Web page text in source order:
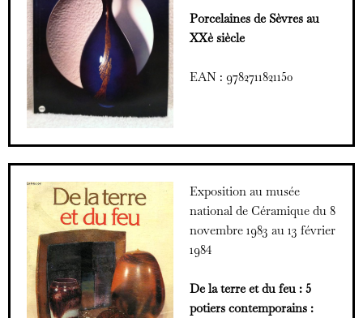
Porcelaines de Sèvres au
XXè siècle
EAN : 9782711821150
Exposition au musée
national de Céramique du 8
novembre 1983 au 13 février
1984
De la terre et du feu : 5
potiers contemporains :